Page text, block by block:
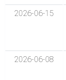
2026-06-15
2026-06-08